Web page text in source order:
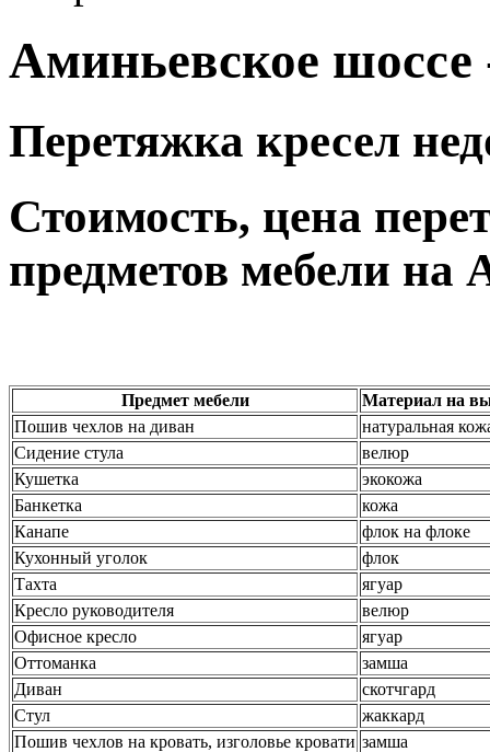
Аминьевское шоссе
Перетяжка кресел
Стоимость, цена
предметов мебели на
Предмет мебели
Материал на
Пошив чехлов на диван
натуральная
Сидение стула
велюр
Кушетка
экокожа
Банкетка
кожа
Канапе
флок на флоке
Кухонный уголок
флок
Тахта
ягуар
Кресло руководителя
велюр
Офисное кресло
ягуар
Оттоманка
замша
Диван
скотчгард
Стул
жаккард
Пошив чехлов на кровать, изголовье кровати замша